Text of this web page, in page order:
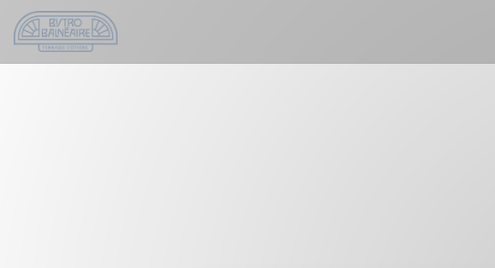
Personnalisation de vos choix en matière de cookies